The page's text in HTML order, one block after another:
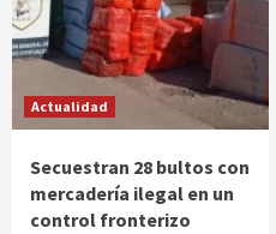
Actualidad
Secuestran 28 bultos con
mercadería ilegal en un
control fronterizo